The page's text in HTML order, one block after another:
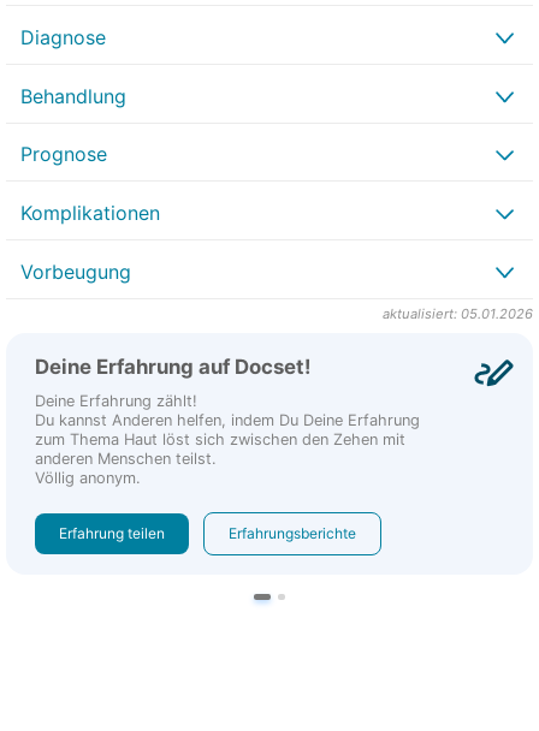
Diagnose
Behandlung
Prognose
Komplikationen
Vorbeugung
aktualisiert: 05.01.2026
Deine Erfahrung auf Docset!
Deine Erfahrung zählt!
Du kannst Anderen helfen, indem Du Deine Erfahrung
zum Thema Haut löst sich zwischen den Zehen mit
anderen Menschen teilst.
Völlig anonym.
Erfahrung teilen Erfahrungsberichte